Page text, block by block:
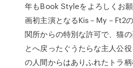
年もBook Styleをよろしくお
画初主演となるKis－My－Ft2
関所からの特別な許可で、猫
とへ戻ったぐうたらな主人公
の人間からはありふれたトラ